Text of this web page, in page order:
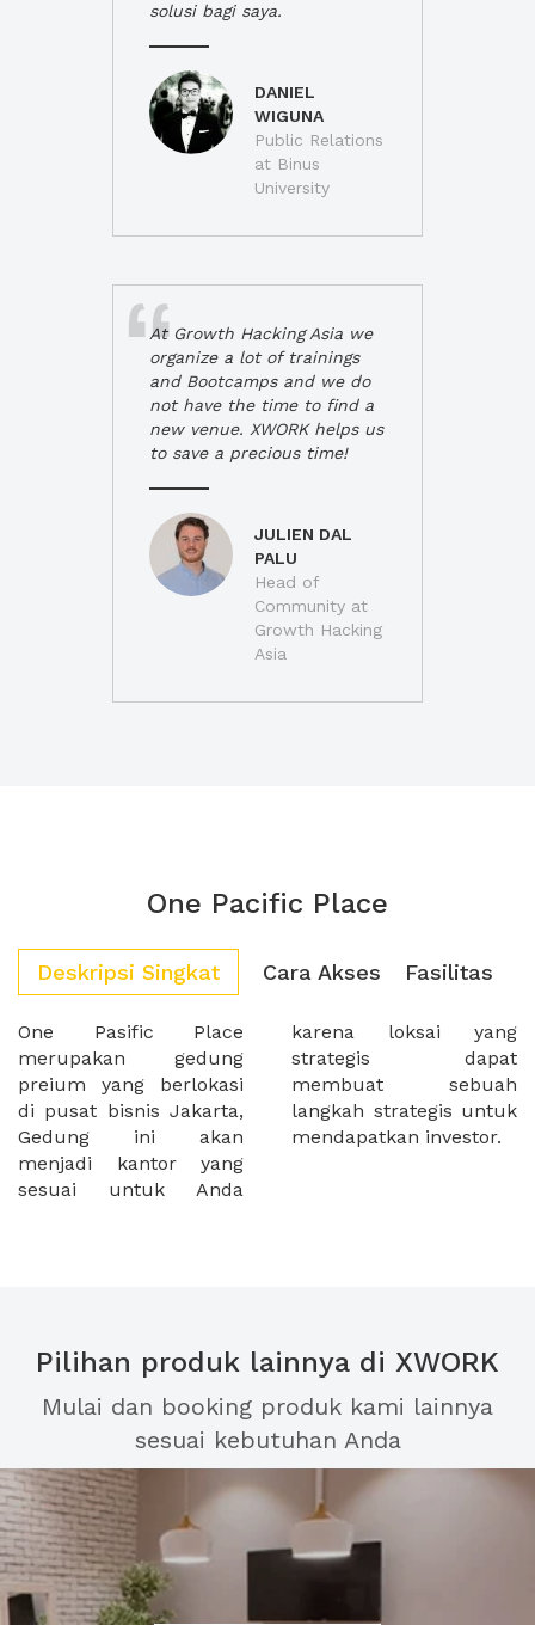
solusi bagi saya.
DANIEL
WIGUNA
Public Relations
at Binus
University
At Growth Hacking Asia we
organize a lot of trainings
and Bootcamps and we do
not have the time to find a
new venue. XWORK helps us
to save a precious time!
JULIEN DAL
PALU
Head of
Community at
Growth Hacking
Asia
One Pacific Place
Deskripsi Singkat Cara Akses Fasilitas
One Pasific Place
merupakan gedung
preium yang berlokasi
di pusat bisnis Jakarta,
Gedung ini akan
menjadi kantor yang
sesuai untuk Anda
karena loksai yang
strategis dapat
membuat sebuah
langkah strategis untuk
mendapatkan investor.
Pilihan produk lainnya di XWORK
Mulai dan booking produk kami lainnya
sesuai kebutuhan Anda